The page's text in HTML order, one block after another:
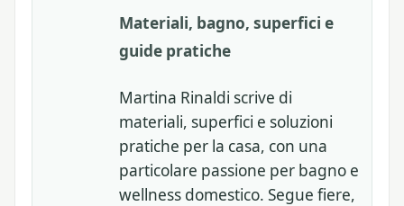
Materiali, bagno, superfici e
guide pratiche
Martina Rinaldi scrive di
materiali, superfici e soluzioni
pratiche per la casa, con una
particolare passione per bagno e
wellness domestico. Segue fiere,